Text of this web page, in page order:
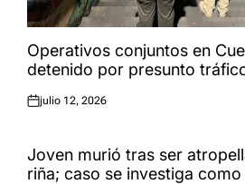
Operativos conjuntos en
detenido por presunto
Publicado
julio 12, 2026
Joven murió tras ser
riña; caso se investiga